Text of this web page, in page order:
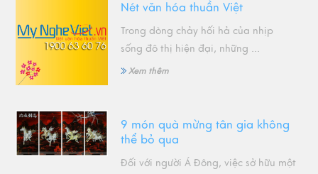
Nét văn hóa thuần Việt
Trong dòng chảy hối hả của nhịp
sống đô thị hiện đại, những ...
Xem thêm
9 món quà mừng tân gia không
thể bỏ qua
Đối với người Á Đông, việc sở hữu một